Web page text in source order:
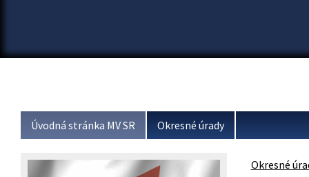
Úvodná stránka MV SR Okresné úrady
Okresné